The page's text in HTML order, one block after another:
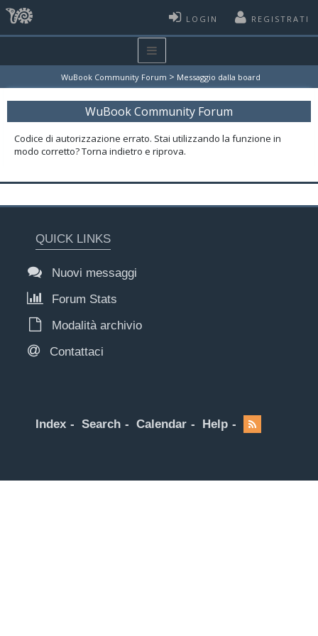
LOGIN REGISTRATI
WuBook Community Forum > Messaggio dalla board
WuBook Community Forum
Codice di autorizzazione errato. Stai utilizzando la funzione in
modo corretto? Torna indietro e riprova.
QUICK LINKS
Nuovi messaggi
Forum Stats
Modalità archivio
Contattaci
Index Search Calendar Help